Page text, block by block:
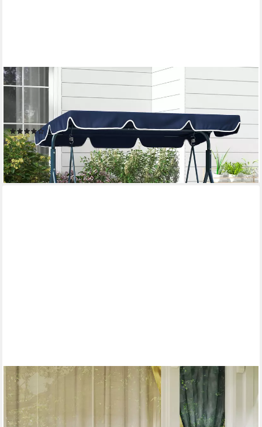
OUTSUNNY
Hollywoodschaukel, 3-Sitzer, mit verstellbarem Dach,
Schwingbank, 1 tlg., Gartenschaukel, bis 240 kg belastbar, für
Garten, Balkon, Mesh, Blau
(9)
108,99 € UVP 184,90 €
-41%
lieferbar - in 2-3 Werktagen bei dir
OUTSUNNY
Hollywoodschaukel mit Becherhalter, Seitentasche, Sonnendach,
belastbar bis 180kg, 2-Sitzer, mit Sonnendach, 2-Sitzer
Gartenschaukel, 1 tlg., Schaukelbank, für Garten, Terrasse, 175 x